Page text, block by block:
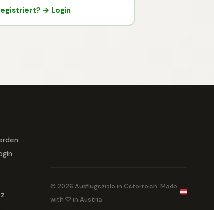
→ Login
© 2026 Ausflugsziele in Österreich. Made
with ♡ in Austria